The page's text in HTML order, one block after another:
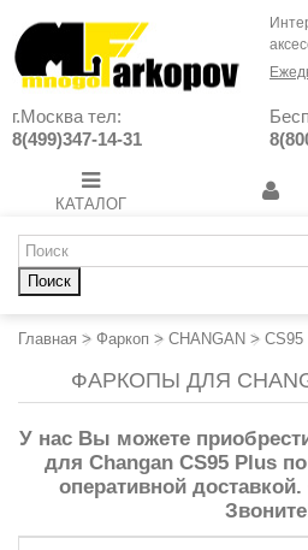
г.Москва тел:
8(499)347-14-31
КАТАЛОГ
Поиск
Главная > Фаркоп > CHANGAN > CS95
ФАРКОПЫ ДЛЯ
У нас Вы можете
для Changan CS95 Plus
оперативной доставкой.